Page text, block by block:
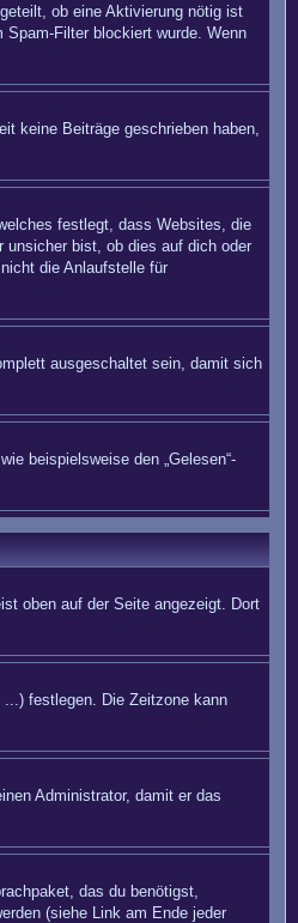
ob eine Aktivierung nötig ist
Filter blockiert wurde. Wenn
keine Beiträge geschrieben haben,
festlegt, dass Websites, die
unsicher bist, ob dies auf dich oder
die Anlaufstelle für
ausgeschaltet sein, damit sich
beispielsweise den „Gelesen“-
oben auf der Seite angezeigt. Dort
festlegen. Die Zeitzone kann
Administrator, damit er das
das du benötigst,
(siehe Link am Ende jeder